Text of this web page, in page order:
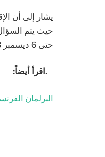
يشار إلى أن
حتى 6 ديسمبر 2023 لتصحيح الإقرار في حال فاتك شيء فيه.
.اقرأ أيضاً:
البرلمان